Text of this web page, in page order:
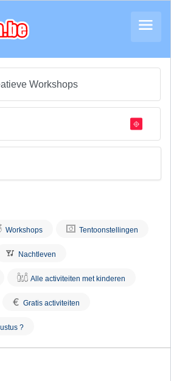
Workshops Tentoonstellingen
Nachtleven
Alle activiteiten met kinderen
€ Gratis activiteiten
?